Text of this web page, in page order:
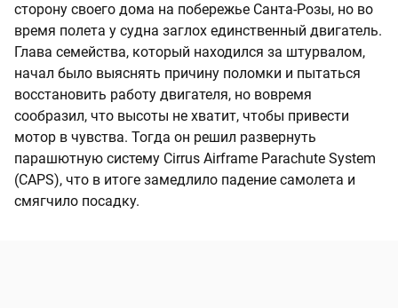
сторону своего дома на побережье Санта-Розы, но во
время полета у судна заглох единственный двигатель.
Глава семейства, который находился за штурвалом,
начал было выяснять причину поломки и пытаться
восстановить работу двигателя, но вовремя
сообразил, что высоты не хватит, чтобы привести
мотор в чувства. Тогда он решил развернуть
парашютную систему Cirrus Airframe Parachute System
(CAPS), что в итоге замедлило падение самолета и
смягчило посадку.